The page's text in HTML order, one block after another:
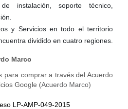
instalación, soporte técnico,
y Servicios en todo el territorio
dividido en cuatro regiones.
Marco
para comprar a través del Acuerdo
Google (Acuerdo Marco)
LP-AMP-049-2015